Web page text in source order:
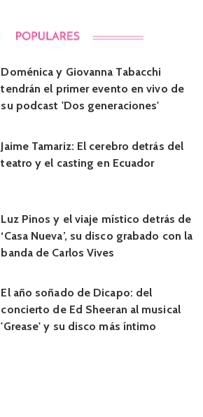
Doménica y Giovanna Tabacchi
tendrán el primer evento en vivo de
su podcast 'Dos generaciones'
Jaime Tamariz: El cerebro detrás del
teatro y el casting en Ecuador
Luz Pinos y el viaje místico detrás de
‘Casa Nueva’, su disco grabado con la
banda de Carlos Vives
El año soñado de Dicapo: del
concierto de Ed Sheeran al musical
'Grease' y su disco más íntimo